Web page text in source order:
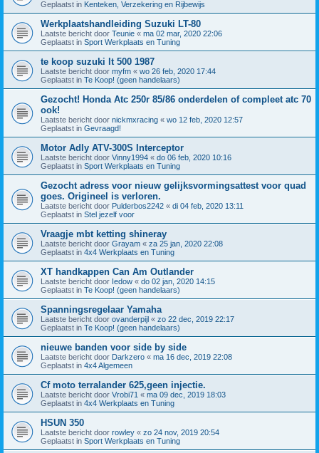
Geplaatst in Kenteken, Verzekering en Rijbewijs
Werkplaatshandleiding Suzuki LT-80
Laatste bericht door Teunie « ma 02 mar, 2020 22:06
Geplaatst in Sport Werkplaats en Tuning
te koop suzuki lt 500 1987
Laatste bericht door myfm « wo 26 feb, 2020 17:44
Geplaatst in Te Koop! (geen handelaars)
Gezocht! Honda Atc 250r 85/86 onderdelen of compleet atc 70
ook!
Laatste bericht door nickmxracing « wo 12 feb, 2020 12:57
Geplaatst in Gevraagd!
Motor Adly ATV-300S Interceptor
Laatste bericht door Vinny1994 « do 06 feb, 2020 10:16
Geplaatst in Sport Werkplaats en Tuning
Gezocht adress voor nieuw gelijksvormingsattest voor quad
goes. Origineel is verloren.
Laatste bericht door Pulderbos2242 « di 04 feb, 2020 13:11
Geplaatst in Stel jezelf voor
Vraagje mbt ketting shineray
Laatste bericht door Grayam « za 25 jan, 2020 22:08
Geplaatst in 4x4 Werkplaats en Tuning
XT handkappen Can Am Outlander
Laatste bericht door Iedow « do 02 jan, 2020 14:15
Geplaatst in Te Koop! (geen handelaars)
Spanningsregelaar Yamaha
Laatste bericht door ovanderpijl « zo 22 dec, 2019 22:17
Geplaatst in Te Koop! (geen handelaars)
nieuwe banden voor side by side
Laatste bericht door Darkzero « ma 16 dec, 2019 22:08
Geplaatst in 4x4 Algemeen
Cf moto terralander 625,geen injectie.
Laatste bericht door Vrobi71 « ma 09 dec, 2019 18:03
Geplaatst in 4x4 Werkplaats en Tuning
HSUN 350
Laatste bericht door rowley « zo 24 nov, 2019 20:54
Geplaatst in Sport Werkplaats en Tuning